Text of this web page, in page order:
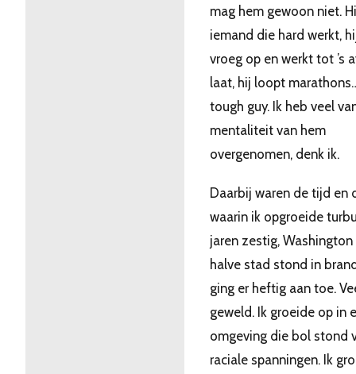
mag hem gewoon niet.
iemand die hard werkt,
vroeg op en werkt tot ’s
laat, hij loopt
tough guy. Ik heb veel
mentaliteit van hem
overgenomen, denk ik.
Daarbij waren de tijd en
waarin ik opgroeide
jaren zestig, Washington
halve stad stond in
ging er heftig aan toe.
geweld. Ik groeide op in
omgeving die bol stond
raciale spanningen. Ik